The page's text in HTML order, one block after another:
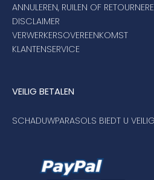
ANNULEREN, RUILEN OF
DISCLAIMER
VERWERKERSOVEREENKOMST
KLANTENSERVICE
VEILIG BETALEN
SCHADUWPARASOLS BIEDT U